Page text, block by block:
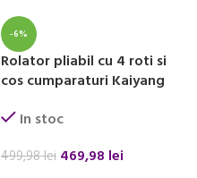
-6%
Rolator pliabil cu 4 roti si
cos cumparaturi Kaiyang
In stoc
499,98lei 469,98 lei